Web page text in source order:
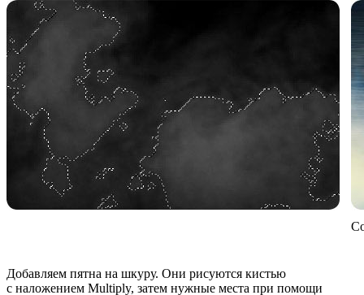
Добавляем пятна на шкуру. Они рисуются кистью
с наложением Multiply, затем нужные места при помощи